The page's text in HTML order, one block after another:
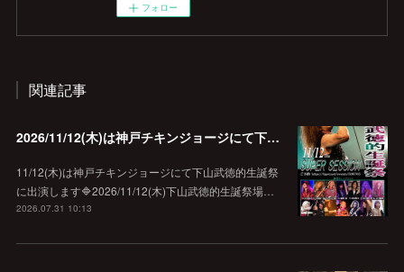
フォロー
関連記事
2026/11/12(木)は神戸チキンジョージにて下山武徳的生誕祭に出演します♪
11/12(木)は神戸チキンジョージにて下山武徳的生誕祭
に出演します🔷2026/11/12(木)下山武徳的生誕祭場…
2026.07.31 10:13